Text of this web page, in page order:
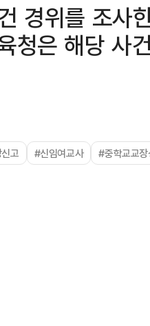
경위를 조사
청은 해당 사
고 #신임여교사 #중학교교